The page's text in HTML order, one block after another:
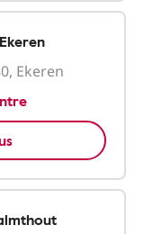
Ekeren